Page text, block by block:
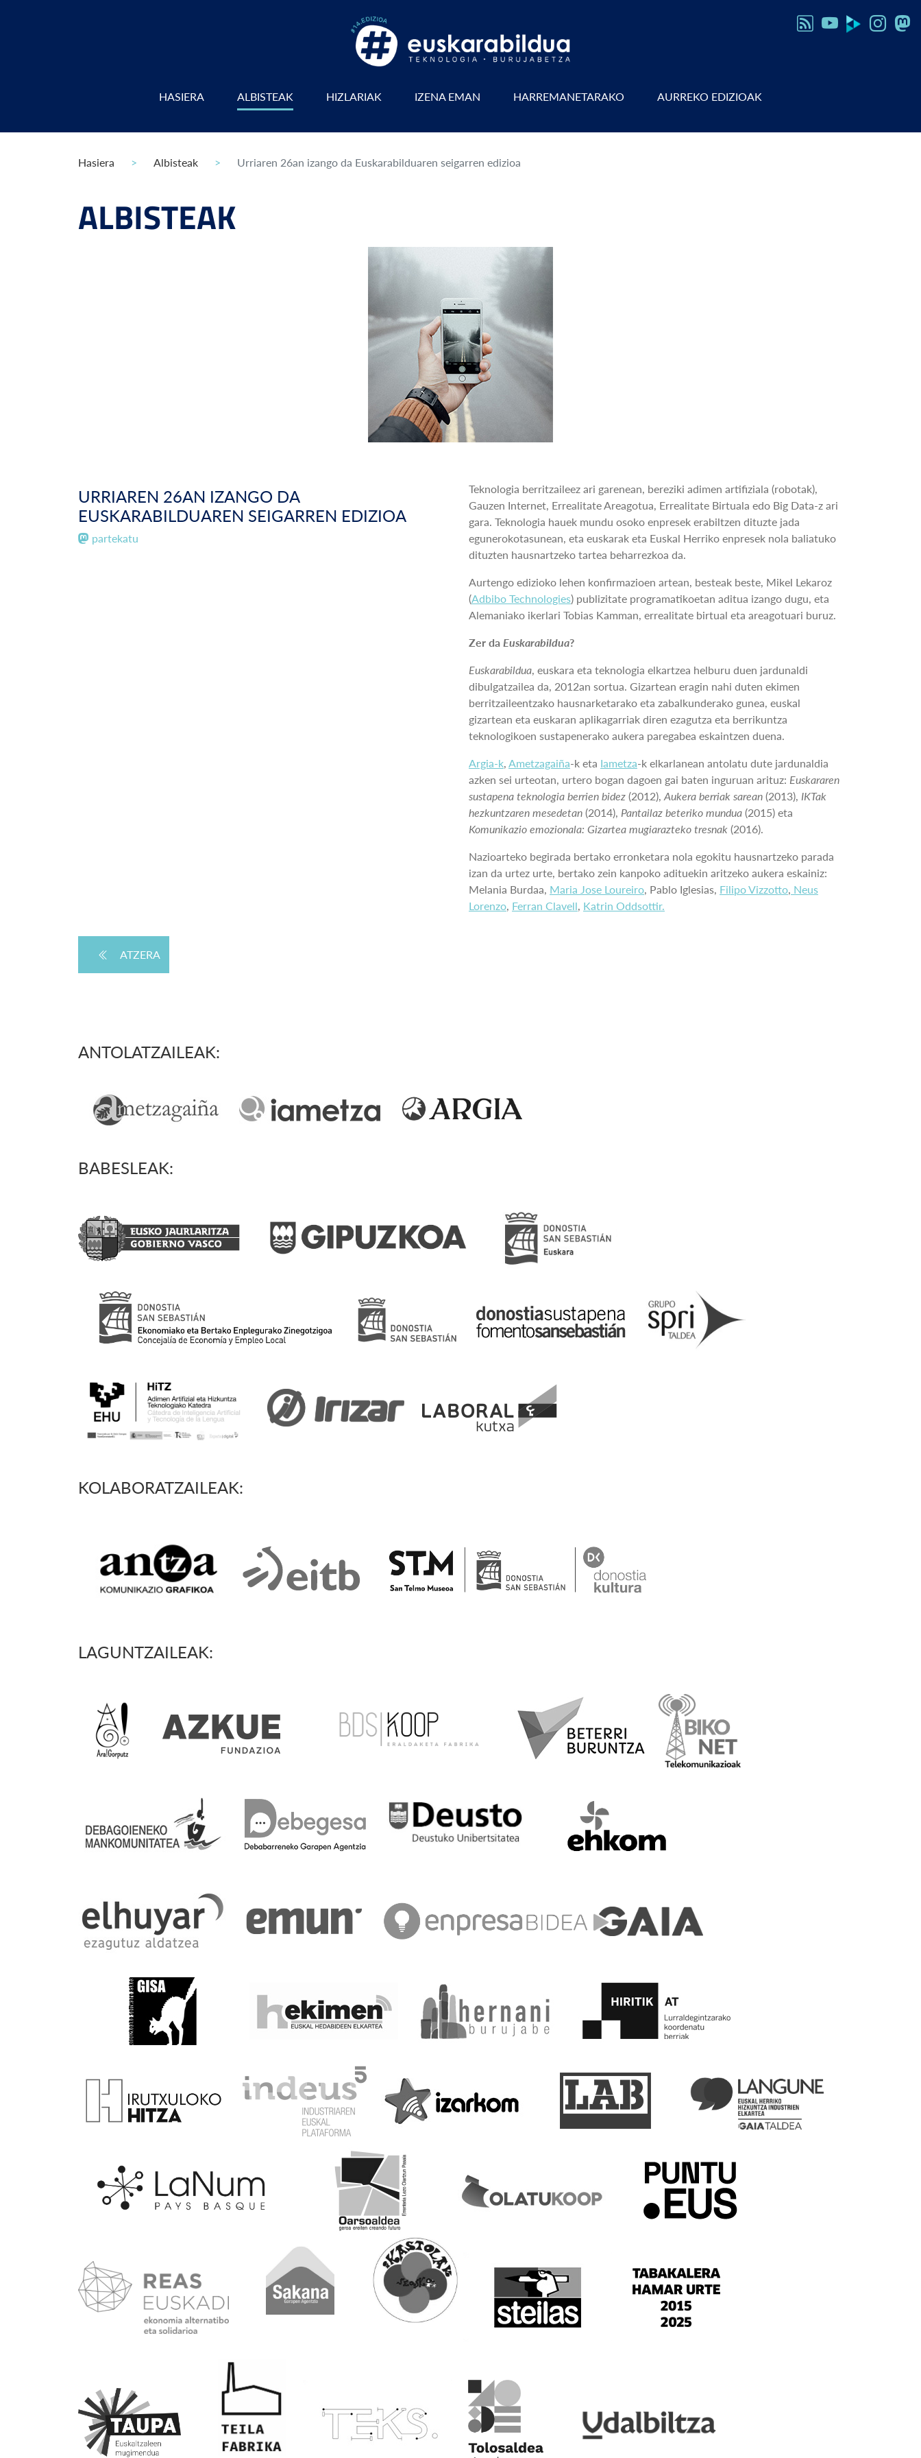
HASIERA ALBISTEAK HIZLARIAK IZENA EMAN HARREMANETARAKO AURREKO EDIZIOAK
Hasiera Albisteak Urriaren 26an izango da Euskarabilduaren seigarren edizioa
ALBISTEAK
URRIAREN 26AN IZANGO DA
EUSKARABILDUAREN SEIGARREN EDIZIOA
partekatu
Teknologia berritzaileez ari garenean, bereziki adimen artifiziala (robotak),
Gauzen Internet, Errealitate Areagotua, Errealitate Birtuala edo Big Data-z ari
gara. Teknologia hauek mundu osoko enpresek erabiltzen dituzte jada
egunerokotasunean, eta euskarak eta Euskal Herriko enpresek nola baliatuko
dituzten hausnartzeko tartea beharrezkoa da.
Aurtengo edizioko lehen konfirmazioen artean, besteak beste, Mikel Lekaroz
(Adbibo Technologies) publizitate programatikoetan aditua izango dugu, eta
Alemaniako ikerlari Tobias Kamman, errealitate birtual eta areagotuari buruz.
Zer daEuskarabildua?
Euskarabildua, euskara eta teknologia elkartzea helburu duen jardunaldi
dibulgatzailea da, 2012an sortua. Gizartean eragin nahi duten ekimen
berritzaileentzako hausnarketarako eta zabalkunderako gunea, euskal
gizartean eta euskaran aplikagarriak diren ezagutza eta berrikuntza
teknologikoen sustapenerako aukera paregabea eskaintzen duena.
Argia-k,Ametzagaiña-k eta Iametza-k elkarlanean antolatu dute jardunaldia
azken sei urteotan, urtero bogan dagoen gai baten inguruan arituz: Euskararen
sustapena teknologia berrien bidez(2012),Aukera berriak sarean(2013), IKTak
hezkuntzaren mesedetan(2014), Pantailaz beteriko mundua(2015) eta
Komunikazio emozionala: Gizartea mugiarazteko tresnak(2016).
Nazioarteko begirada bertako erronketara nola egokitu hausnartzeko parada
izan da urtez urte, bertako zein kanpoko adituekin aritzeko aukera eskainiz:
Melania Burdaa, Maria Jose Loureiro, Pablo Iglesias, Filipo Vizzotto, Neus
Lorenzo, Ferran Clavell, Katrin Oddsottir.
ATZERA
ANTOLATZAILEAK:
BABESLEAK:
KOLABORATZAILEAK:
LAGUNTZAILEAK: